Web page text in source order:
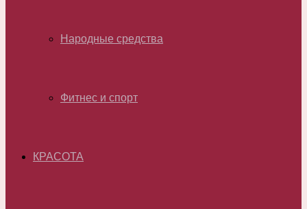
Народные средства
Фитнес и спорт
КРАСОТА